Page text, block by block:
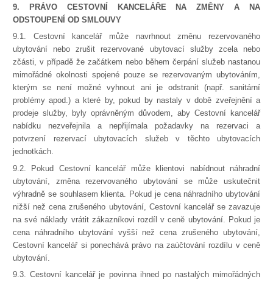
9. PRÁVO CESTOVNÍ KANCELÁŘE NA ZMĚNY A NA
ODSTOUPENÍ OD SMLOUVY
9.1. Cestovní kancelář může navrhnout změnu rezervovaného
ubytování nebo zrušit rezervované ubytovací služby zcela nebo
zčásti, v případě že začátkem nebo během čerpání služeb nastanou
mimořádné okolnosti spojené pouze se rezervovaným ubytováním,
kterým se není možné vyhnout ani je odstranit (např. sanitární
problémy apod.) a které by, pokud by nastaly v době zveřejnění a
prodeje služby, byly oprávněným důvodem, aby Cestovní kancelář
nabídku nezveřejnila a nepřijímala požadavky na rezervaci a
potvrzení rezervací ubytovacích služeb v těchto ubytovacích
jednotkách.
9.2. Pokud Cestovní kancelář může klientovi nabídnout náhradní
ubytování, změna rezervovaného ubytování se může uskutečnit
výhradně se souhlasem klienta. Pokud je cena náhradního ubytování
nižší než cena zrušeného ubytování, Cestovní kancelář se zavazuje
na své náklady vrátit zákazníkovi rozdíl v ceně ubytování. Pokud je
cena náhradního ubytování vyšší než cena zrušeného ubytování,
Cestovní kancelář si ponechává právo na zaúčtování rozdílu v ceně
ubytování.
9.3. Cestovní kancelář je povinna ihned po nastalých mimořádných